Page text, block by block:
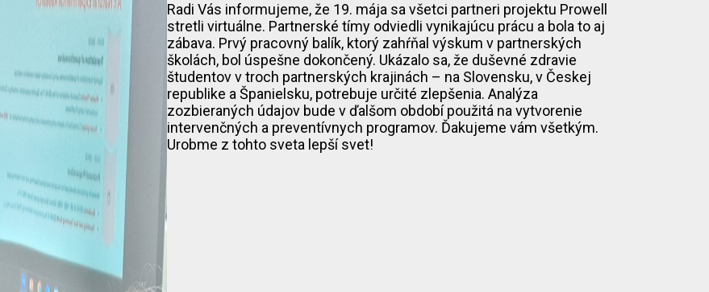
Radi Vás informujeme, že 19. mája sa všetci partneri projektu Prowell
stretli virtuálne. Partnerské tímy odviedli vynikajúcu prácu a bola to aj
zábava. Prvý pracovný balík, ktorý zahŕňal výskum v partnerských
školách, bol úspešne dokončený. Ukázalo sa, že duševné zdravie
študentov v troch partnerských krajinách – na Slovensku, v Českej
republike a Španielsku, potrebuje určité zlepšenia. Analýza
zozbieraných údajov bude v ďalšom období použitá na vytvorenie
intervenčných a preventívnych programov. Ďakujeme vám všetkým.
Urobme z tohto sveta lepší svet!